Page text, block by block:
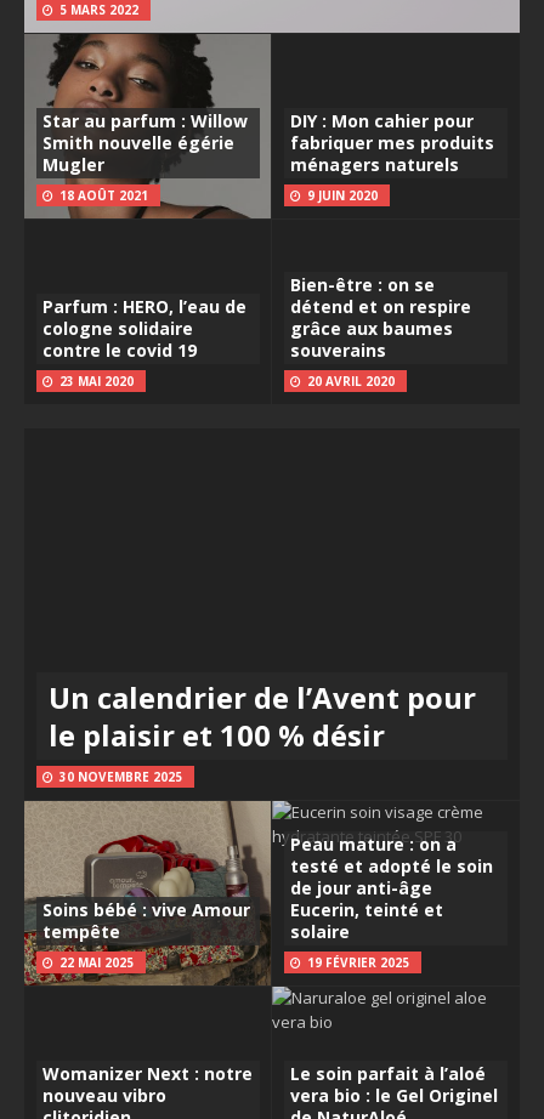
5 MARS 2022
Star au parfum : Willow
Smith nouvelle égérie
Mugler
18 AOÛT 2021
DIY : Mon cahier pour
fabriquer mes produits
ménagers naturels
9 JUIN 2020
Parfum : HERO, l’eau de
cologne solidaire
contre le covid 19
23 MAI 2020
Bien-être : on se
détend et on respire
grâce aux baumes
souverains
20 AVRIL 2020
Un calendrier de l’Avent pour
le plaisir et 100 % désir
30 NOVEMBRE 2025
Soins bébé : vive Amour
tempête
22 MAI 2025
Peau mature : on a
testé et adopté le soin
de jour anti-âge
Eucerin, teinté et
solaire
19 FÉVRIER 2025
Womanizer Next : notre
nouveau vibro
Le soin parfait à l’aloé
vera bio : le Gel Originel